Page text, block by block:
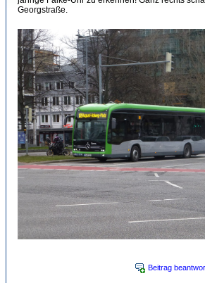
Georgstraße.
Beitrag